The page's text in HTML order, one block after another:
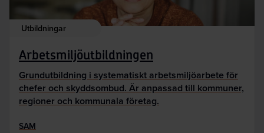
Utbildningar
Arbetsmiljöutbildningen
Grundutbildning i systematiskt arbetsmiljöarbete för
chefer och skyddsombud. Är anpassad till kommuner,
regioner och kommunala företag.
SAM